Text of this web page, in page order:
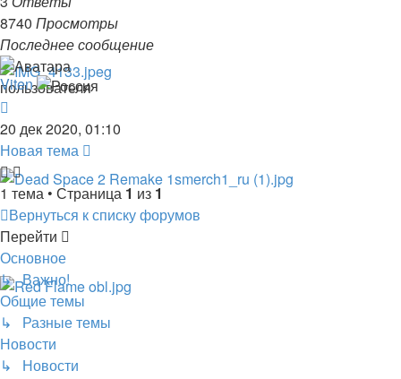
8740 Просмотры
Последнее сообщение
Viten
20 дек 2020, 01:10
Новая тема
1 тема • Страница 1 из 1
Вернуться к списку форумов
Перейти
Основное
↳ Важно!
Общие темы
↳ Разные темы
Новости
↳ Новости